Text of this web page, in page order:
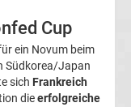
Cup
ein Novum beim
Südkorea/Japan
sich Frankreich
dieerfolgreiche